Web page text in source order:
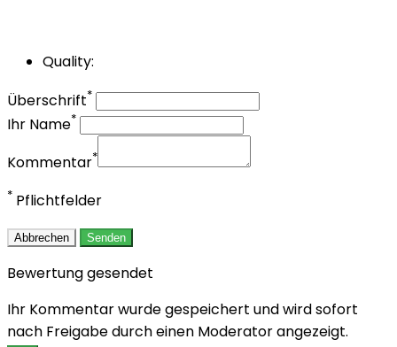
Quality:
Überschrift*
Ihr Name*
Kommentar*
* Pflichtfelder
Abbrechen Senden
Bewertung gesendet
Ihr Kommentar wurde gespeichert und wird sofort
nach Freigabe durch einen Moderator angezeigt.